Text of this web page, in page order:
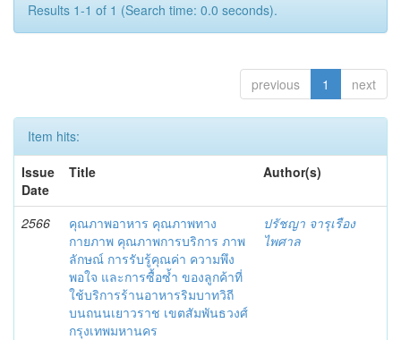
Results 1-1 of 1 (Search time: 0.0 seconds).
previous 1 next
Item hits:
Issue
Date
Title Author(s)
2566
คุณภาพอาหาร คุณภาพทาง
กายภาพ คุณภาพการบริการ ภาพ
ลักษณ์ การรับรู้คุณค่า ความพึง
พอใจ และการซื้อซ้ำ ของลูกค้าที่
ใช้บริการร้านอาหารริมบาทวิถี
บนถนนเยาวราช เขตสัมพันธวงศ์
กรุงเทพมหานคร
ปรัชญา จารุเรือง
ไพศาล